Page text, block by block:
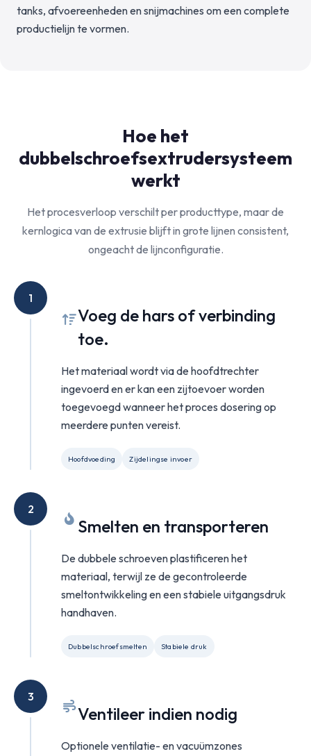
tanks, afvoereenheden en snijmachines om een complete
productielijn te vormen.
Hoe het
dubbelschroefsextrudersysteem
werkt
Het procesverloop verschilt per producttype, maar de
kernlogica van de extrusie blijft in grote lijnen consistent,
ongeacht de lijnconfiguratie.
1
Voeg de hars of verbinding
toe.
Het materiaal wordt via de hoofdtrechter
ingevoerd en er kan een zijtoevoer worden
toegevoegd wanneer het proces dosering op
meerdere punten vereist.
Hoofdvoeding Zijdelingse invoer
2
Smelten en transporteren
De dubbele schroeven plastificeren het
materiaal, terwijl ze de gecontroleerde
smeltontwikkeling en een stabiele uitgangsdruk
handhaven.
Dubbelschroefsmelten Stabiele druk
3
Ventileer indien nodig
Optionele ventilatie- en vacuümzones